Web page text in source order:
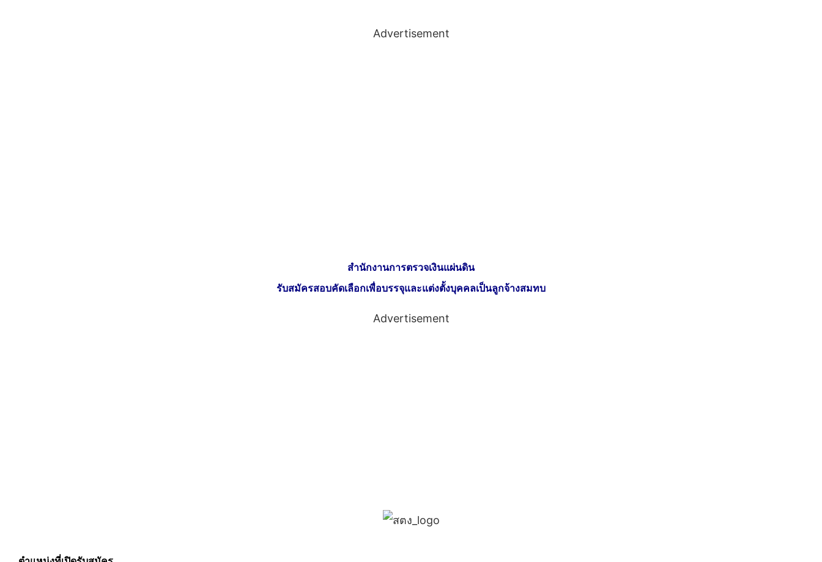
Advertisement
สำนักงานการตรวจเงินแผ่นดิน
รับสมัครสอบคัดเลือกเพื่อบรรจุและแต่งตั้งบุคคลเป็นลูกจ้างสมทบ
Advertisement